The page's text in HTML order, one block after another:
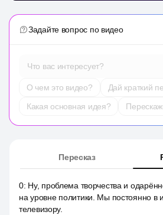
Задайте вопрос по видео
Что вас интересует?
О чем это видео?
Дай краткий
Какая основная идея?
Пересказ
0: Ну, проблема творчества и
на уровне политики. Мы постоянно в
телевизору.